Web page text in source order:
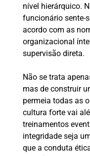
nível hierárquico.
funcionário sente-
acordo com as
organizacional
supervisão direta.
Não se trata
mas de construir
permeia todas as
cultura forte vai
treinamentos
integridade seja
que a conduta